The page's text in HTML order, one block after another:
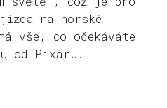
na horské
vše, co očekáváte
od Pixaru.